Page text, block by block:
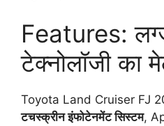
Features:
टेक्नोलॉजी का
Toyota Land Cruiser FJ
टचस्क्रीन इंफोटेनमेंट सिस्टम,